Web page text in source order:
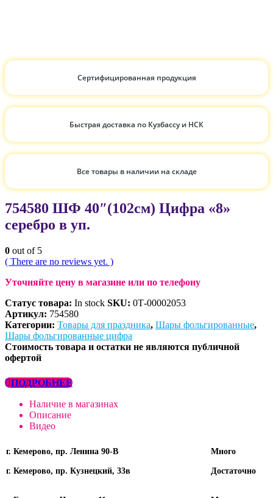
Сертифицированная продукция
Быстрая доставка по Кузбассу и НСК
Все товары в наличии на складе
754580 ШФ 40″(102см) Цифра «8»
серебро в уп.
0 out of 5
( There are no reviews yet. )
Уточняйте цену в магазине или по телефону
Статус товара: In stock SKU: 0Т-00002053
Артикул: 754580
Категории: Товары для праздника, Шары фольгированные,
Шары фольгированные цифра
Стоимость товара и остатки не являются публичной
офертой
ПОДРОБНЕЕ
Наличие в магазинах
Описание
Видео
г. Кемерово, пр. Ленина 90-В Много
г. Кемерово, пр. Кузнецкий, 33в Достаточно